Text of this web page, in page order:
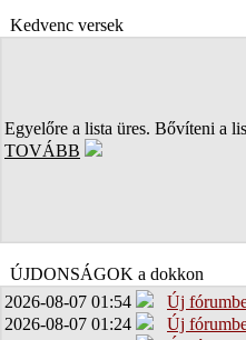
Kedvenc versek
Egyelőre a lista üres. Bővíteni a
TOVÁBB
ÚJDONSÁGOK a dokkon
2026-08-07 01:54
Új
2026-08-07 01:24
Új